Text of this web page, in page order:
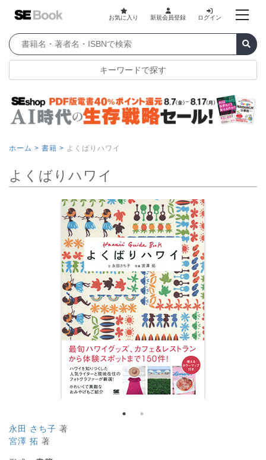
お気に入り 新規会員登録 ログイン
キーワードで探す
ホーム > 書籍 > よくばりハワイ
よくばりハワイ
永田 さち子 著
宮澤 拓 著